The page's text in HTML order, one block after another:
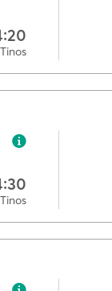
Tinos
Tinos